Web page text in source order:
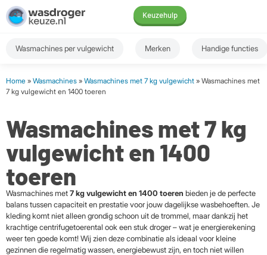
Keuzehulp
Wasmachines per vulgewicht Merken Handige functies
Home » Wasmachines » Wasmachines met 7 kg vulgewicht » Wasmachines met
7 kg vulgewicht en 1400 toeren
Wasmachines met 7 kg
vulgewicht en 1400
toeren
Wasmachines met7 kg vulgewicht en 1400 toeren bieden je de perfecte
balans tussen capaciteit en prestatie voor jouw dagelijkse wasbehoeften. Je
kleding komt niet alleen grondig schoon uit de trommel, maar dankzij het
krachtige centrifugetoerental ook een stuk droger – wat je energierekening
weer ten goede komt! Wij zien deze combinatie als ideaal voor kleine
gezinnen die regelmatig wassen, energiebewust zijn, en toch niet willen